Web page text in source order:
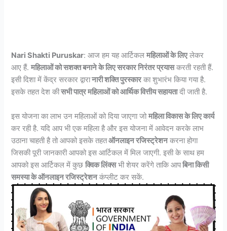
Nari Shakti Puruskar: आज हम यह आर्टिकलमहिलाओं के लिएलेकर
आए हैं.महिलाओं को सशक्त बनाने के लिए सरकार निरंतर प्रयासकरती रहती हैं.
इसी दिशा में केंद्र सरकार द्वारानारी शक्ति पुरस्कारका शुभारंभ किया गया है.
इसके तहत देश कीसभी पात्र महिलाओं को आर्थिक वित्तीय सहायतादी जाती है.
इस योजना का लाभ उन महिलाओं को दिया जाएगा जोमहिला विकास के लिए कार्य
कर रही है. यदि आप भी एक महिला है और इस योजना में आवेदन करके लाभ
उठाना चाहती है तो आपको इसके तहतऑनलाइन रजिस्ट्रेशनकरना होगा
जिसकी पूरी जानकारी आपको इस आर्टिकल में मिल जाएगी. इसी के साथ हम
आपको इस आर्टिकल में कुछक्विक लिंक्सभी शेयर करेंगे ताकि आपबिना किसी
समस्या के ऑनलाइन रजिस्ट्रेशनकंप्लीट कर सकें.